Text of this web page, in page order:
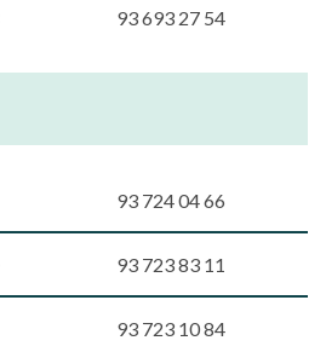
93 693 27 54
93 724 04 66
93 723 83 11
93 723 10 84